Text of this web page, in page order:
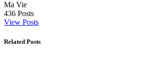
Ma Vie
436 Posts
View Posts
Related Posts